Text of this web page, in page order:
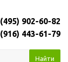
902-60-82
443-61-79
Найти